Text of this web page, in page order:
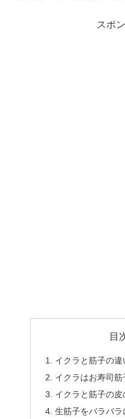
スポ
目
イクラと筋子の違
イクラはお寿司
イクラと筋子の
生筋子をバラバ